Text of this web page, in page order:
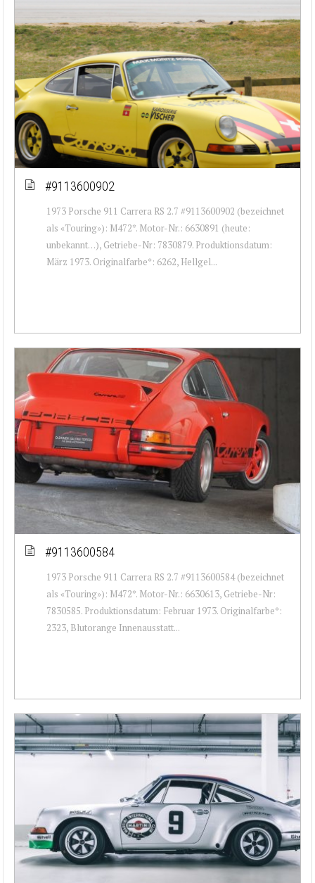
#9113600902
1973 Porsche 911 Carrera RS 2.7 #9113600902 (bezeichnet
als «Touring»): M472*. Motor-Nr.: 6630891 (heute:
unbekannt…), Getriebe-Nr: 7830879. Produktionsdatum:
März 1973. Originalfarbe*: 6262, Hellgel...
#9113600584
1973 Porsche 911 Carrera RS 2.7 #9113600584 (bezeichnet
als «Touring»): M472*. Motor-Nr.: 6630613, Getriebe-Nr:
7830585. Produktionsdatum: Februar 1973. Originalfarbe*:
2323, Blutorange Innenausstatt...